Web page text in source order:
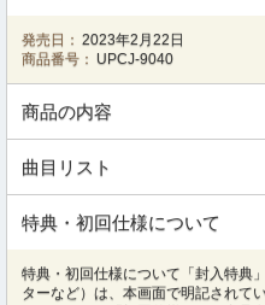
発売日： 2023年2月22日
商品番号： UPCJ-9040
商品の内容
曲目リスト
特典・初回仕様について
特典・初回仕様について「封入特典
ターなど）は、本画面で明記されて